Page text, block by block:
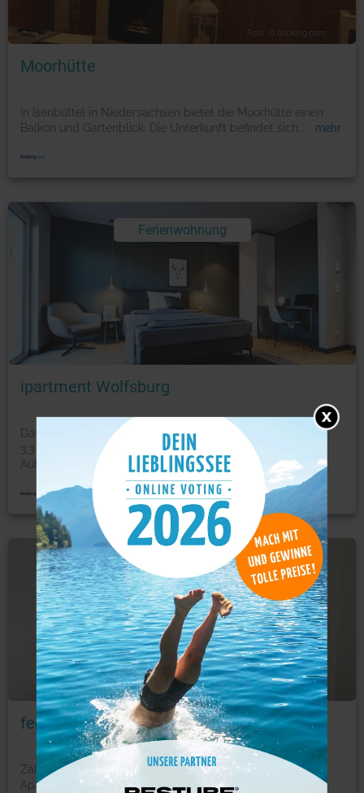
Foto: © booking.com
Moorhütte
In Isenbüttel in Niedersachsen bietet die Moorhütte einen
Balkon und Gartenblick. Die Unterkunft befindet sich
mehr
Ferienwohnung
Foto: © booking.com
ipartment Wolfsburg
Das Ipartment Wolfsburg bietet Unterkünfte in Wolfsburg,
3,3 km von der Burg Wolfsburg und 5 km vom
Automuseum
...
Ferienwohnung
Foto: © booking.com
feelgood Apartments - Apartment Chic
Zählt zu den Bestsellern in Braunschweig Das Feelgood
Apartments - Apartment Chic in Braunschweig bietet